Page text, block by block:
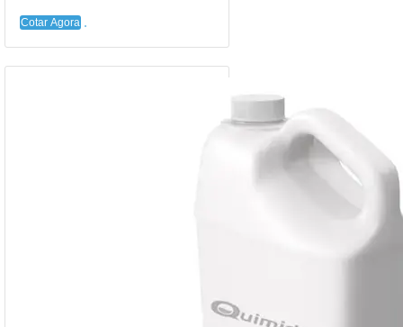
Cotar Agora